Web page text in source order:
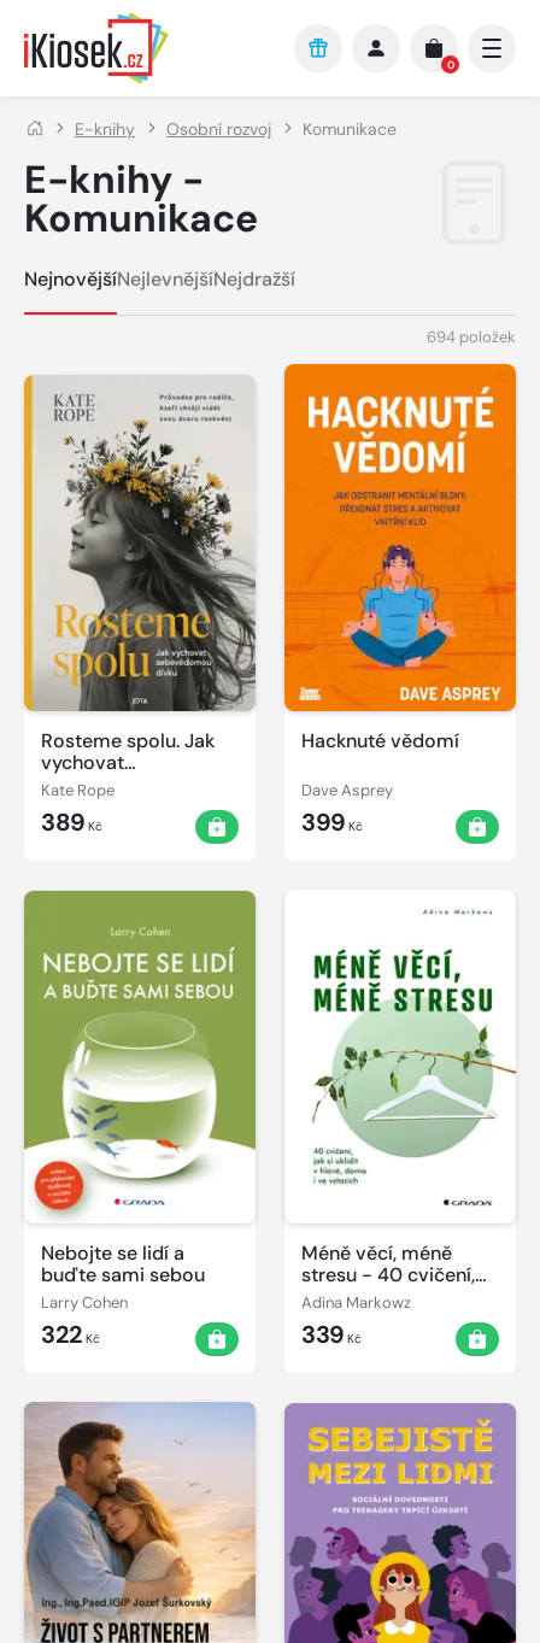
Přejít na hlavní obsah
0
E-knihy Osobní rozvoj Komunikace
E-knihy -
Komunikace
NejnovějšíNejlevnějšíNejdražší
694 položek
Rosteme spolu. Jak
vychovat
sebevědomou dívku
Kate Rope
389 Kč
Hacknuté vědomí
Dave Asprey
399 Kč
Nebojte se lidí a
buďte sami sebou
Larry Cohen
322 Kč
Méně věcí, méně
stresu - 40 cvičení,
jak si uklidit v hlavě,
doma i ve vztazích
Adina Markowz
339 Kč